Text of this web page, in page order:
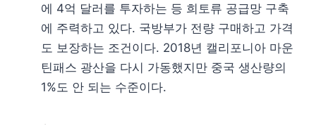
에 4억 달러를 투자하는 등 희토류 공급망 구축
에 주력하고 있다. 국방부가 전량 구매하고 가격
도 보장하는 조건이다. 2018년 캘리포니아 마운
틴패스 광산을 다시 가동했지만 중국 생산량의
1%도 안 되는 수준이다.